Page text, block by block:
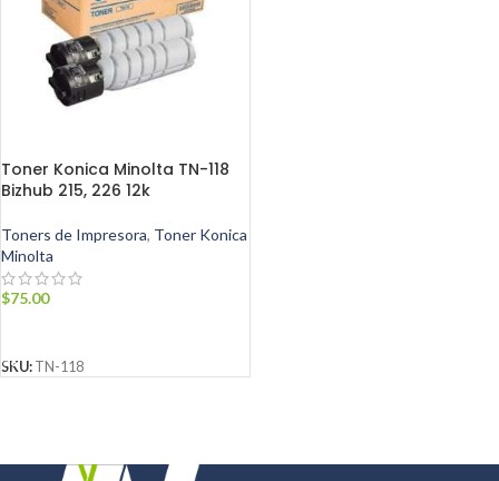
Toner Konica Minolta TN-118
Bizhub 215, 226 12k
Toners de Impresora, Toner Konica
Minolta
$75.00
SKU: TN-118